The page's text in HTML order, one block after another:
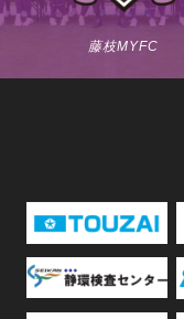
藤枝MYFC